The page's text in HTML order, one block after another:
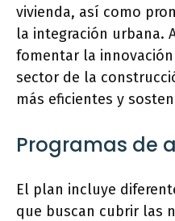
vivienda, así como
la integración urbana.
fomentar la
sector de la
más eficientes y
Programas de
El plan incluye
que buscan cubrir las